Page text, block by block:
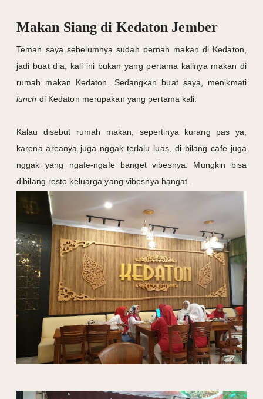
Makan Siang di Kedaton Jember
Teman saya sebelumnya sudah pernah makan di Kedaton,
jadi buat dia, kali ini bukan yang pertama kalinya makan di
rumah makan Kedaton. Sedangkan buat saya, menikmati
lunch di Kedaton merupakan yang pertama kali.
Kalau disebut rumah makan, sepertinya kurang pas ya,
karena areanya juga nggak terlalu luas, di bilang cafe juga
nggak yang ngafe-ngafe banget vibesnya. Mungkin bisa
dibilang resto keluarga yang vibesnya hangat.